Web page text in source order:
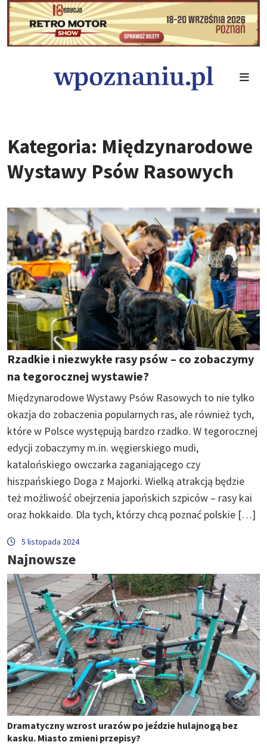
Kategoria: Międzynarodowe
Wystawy Psów Rasowych
Rzadkie i niezwykłe rasy psów – co zobaczymy
na tegorocznej wystawie?
Międzynarodowe Wystawy Psów Rasowych to nie tylko
okazja do zobaczenia popularnych ras, ale również tych,
które w Polsce występują bardzo rzadko. W tegorocznej
edycji zobaczymy m.in. węgierskiego mudi,
katalońskiego owczarka zaganiającego czy
hiszpańskiego Doga z Majorki. Wielką atrakcją będzie
też możliwość obejrzenia japońskich szpiców – rasy kai
oraz hokkaido. Dla tych, którzy chcą poznać polskie […]
5 listopada 2024
Najnowsze
Dramatyczny wzrost urazów po jeździe hulajnogą bez
kasku. Miasto zmieni przepisy?